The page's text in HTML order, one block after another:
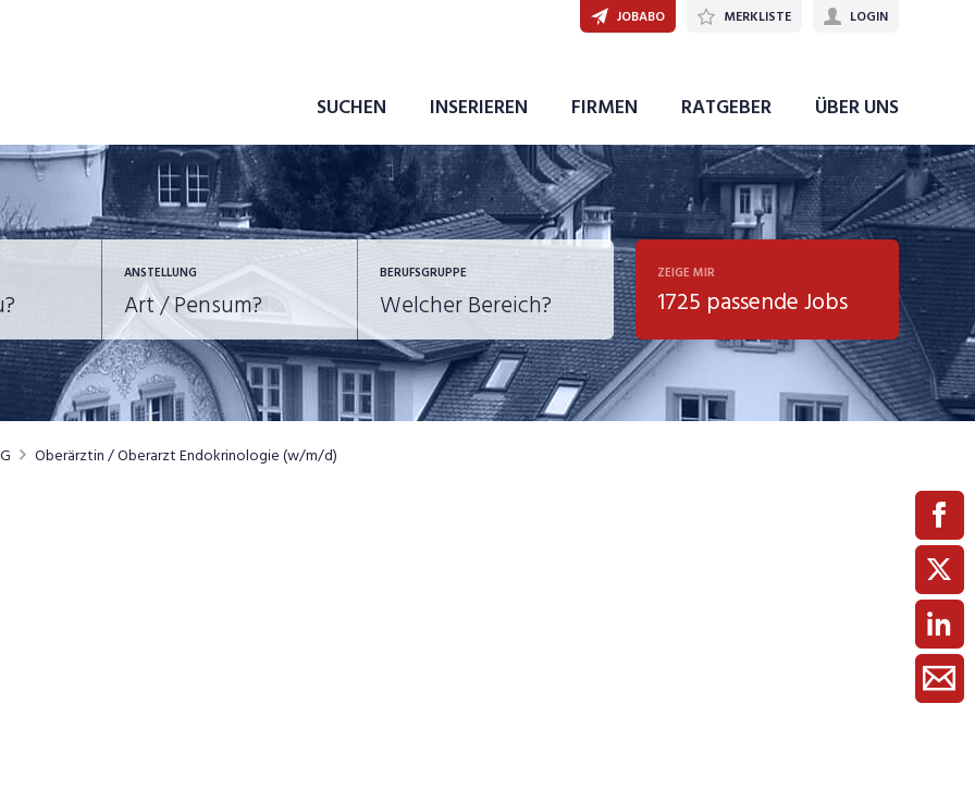
SUCHEN INSERIEREN FIRMEN RATGEBER ÜBER UNS
JOBABO MERKLISTE LOGIN
ANSTELLUNG
10-100%Pensum
Temporär (befristet)
POSITION
BERUFSGRUPPE
Handwerk, Elektro Bildung, Kunst, Design, Soziale
Berufe, Sport
Human Resources Einkauf, Logistik, Transport,
Verkehr
ZEIGE MIR
1725 passende Jobs
Oberärztin / Oberarzt Endokrinologie (w/m/d)
JETZT BEWERBEN